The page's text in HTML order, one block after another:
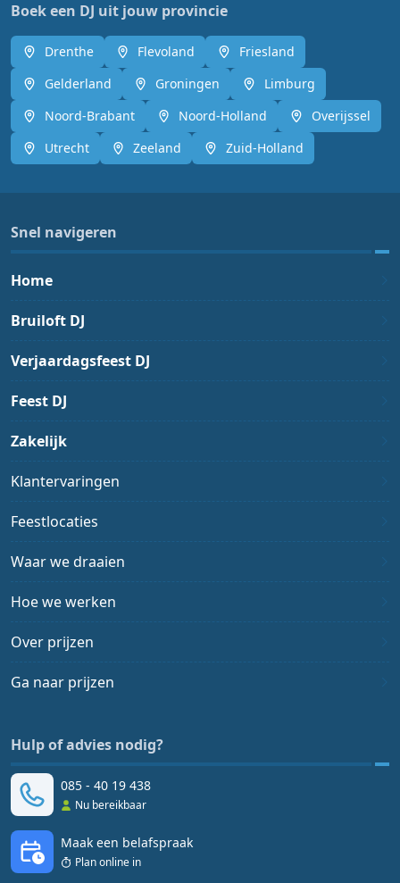
Boek een DJ uit jouw provincie
Drenthe Flevoland
Friesland
Gelderland
Groningen
Limburg
Noord-Brabant
Noord-Holland
Overijssel
Utrecht
Zeeland Zuid-Holland
Snel navigeren
Home
Bruiloft DJ
Verjaardagsfeest DJ
Feest DJ
Zakelijk
Klantervaringen
Feestlocaties
Waar we draaien
Hoe we werken
Over prijzen
Ga naar prijzen
Hulp of advies nodig?
085 - 40 19 438
Nu bereikbaar
Maak een belafspraak
Plan online in